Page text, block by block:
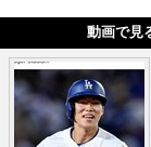
動画で見